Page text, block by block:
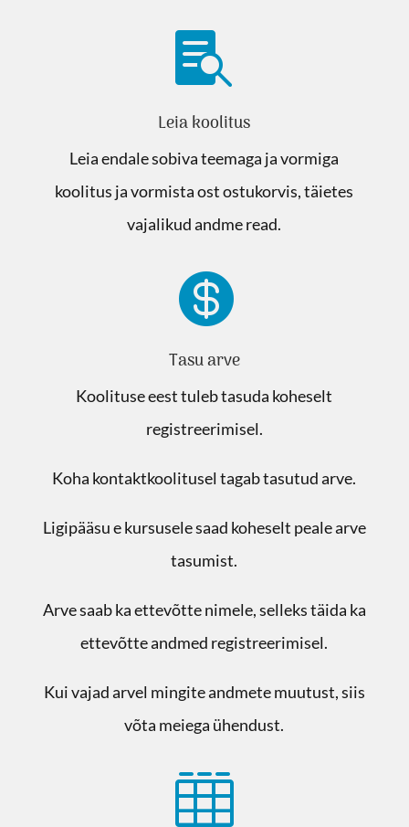

Leia koolitus
Leia endale sobiva teemaga ja vormiga
koolitus ja vormista ost ostukorvis, täietes
vajalikud andme read.

Tasu arve
Koolituse eest tuleb tasuda koheselt
registreerimisel.
Koha kontaktkoolitusel tagab tasutud arve.
Ligipääsu e kursusele saad koheselt peale arve
tasumist.
Arve saab ka ettevõtte nimele, selleks täida ka
ettevõtte andmed registreerimisel.
Kui vajad arvel mingite andmete muutust, siis
võta meiega ühendust.
